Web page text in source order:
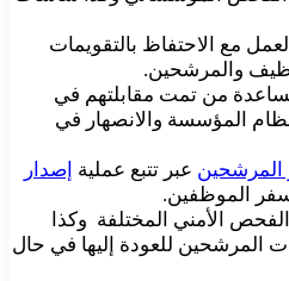
مع الاحتفاظ بالتقويمات
والمرشحين.
من تمت مقابلتهم في
المؤسسة والانصهار في
عبر تتبع عملية إصدار
الموظفين.
الأمني المختلفة وكذا
المرشحين للعودة إليها في حال